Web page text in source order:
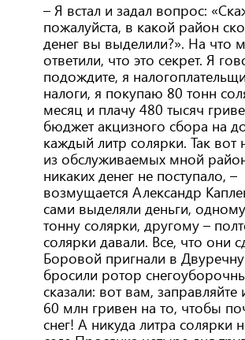
– Я встал и задал вопрос:
пожалуйста, в какой район
денег вы выделили?». На что
ответили, что это секрет. Я
подождите, я
налоги, я покупаю 80 тонн
месяц и плачу 480 тысяч
бюджет акцизного сбора на
каждый литр солярки. Так вот
из обслуживаемых мной
никаких денег не поступало, –
возмущается Александр
сами выделяли деньги,
тонну солярки, другому –
солярки давали. Все, что они
Боровой пригнали в
бросили ротор
сказали: вот вам, заправляйте
60 млн гривен на то, чтобы
снег! А никуда литра солярки